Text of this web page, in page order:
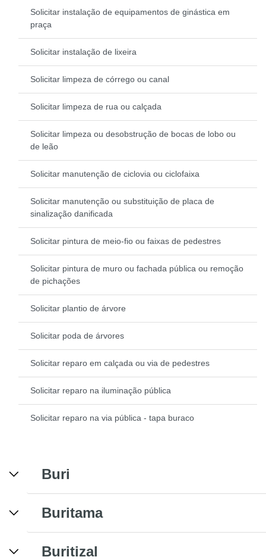
Solicitar instalação de equipamentos de ginástica em
praça
Solicitar instalação de lixeira
Solicitar limpeza de córrego ou canal
Solicitar limpeza de rua ou calçada
Solicitar limpeza ou desobstrução de bocas de lobo ou
de leão
Solicitar manutenção de ciclovia ou ciclofaixa
Solicitar manutenção ou substituição de placa de
sinalização danificada
Solicitar pintura de meio-fio ou faixas de pedestres
Solicitar pintura de muro ou fachada pública ou remoção
de pichações
Solicitar plantio de árvore
Solicitar poda de árvores
Solicitar reparo em calçada ou via de pedestres
Solicitar reparo na iluminação pública
Solicitar reparo na via pública - tapa buraco
Buri
Buritama
Buritizal